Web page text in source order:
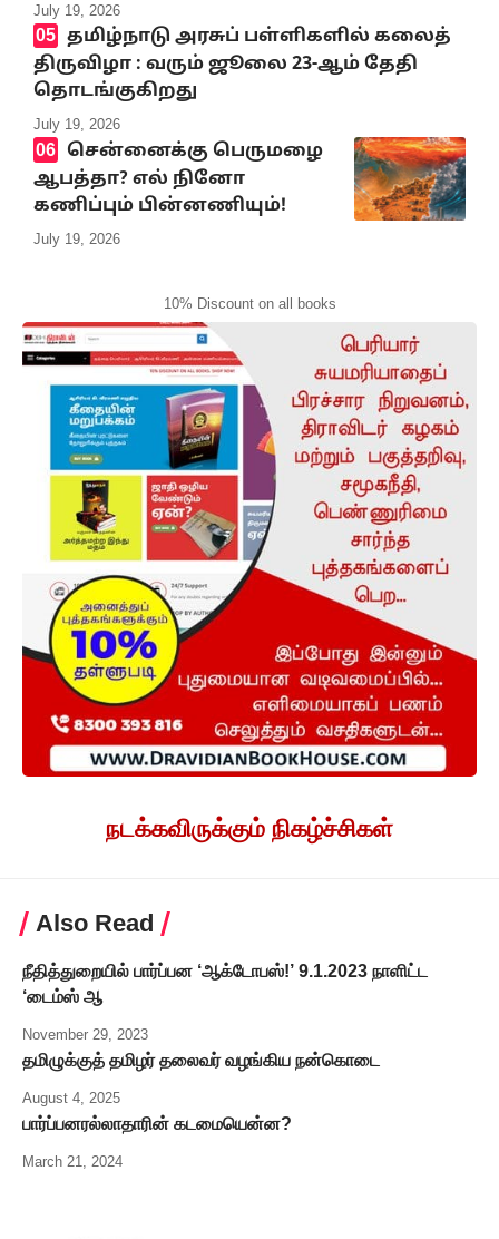
July 19, 2026
தமிழ்நாடு அரசுப் பள்ளிகளில் கலைத்
திருவிழா : வரும் ஜூலை 23-ஆம் தேதி
தொடங்குகிறது
July 19, 2026
சென்னைக்கு பெருமழை
ஆபத்தா? எல் நினோ
கணிப்பும் பின்னணியும்!
July 19, 2026
10% Discount on all books
நடக்கவிருக்கும் நிகழ்ச்சிகள்
Also Read
நீதித்துறையில் பார்ப்பன ‘ஆக்டோபஸ்!’ 9.1.2023 நாளிட்ட
‘டைம்ஸ் ஆ
November 29, 2023
தமிழுக்குத் தமிழர் தலைவர் வழங்கிய நன்கொடை
August 4, 2025
பார்ப்பனரல்லாதாரின் கடமையென்ன?
March 21, 2024